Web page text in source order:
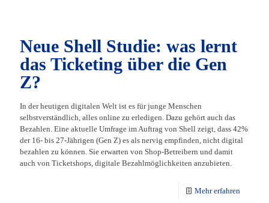
Neue Shell Studie: was lernt
das Ticketing über die Gen
Z?
In der heutigen digitalen Welt ist es für junge Menschen
selbstverständlich, alles online zu erledigen. Dazu gehört auch das
Bezahlen. Eine aktuelle Umfrage im Auftrag von Shell zeigt, dass 42%
der 16- bis 27-Jährigen (Gen Z) es als nervig empfinden, nicht digital
bezahlen zu können. Sie erwarten von Shop-Betreibern und damit
auch von Ticketshops, digitale Bezahlmöglichkeiten anzubieten.
Mehr erfahren